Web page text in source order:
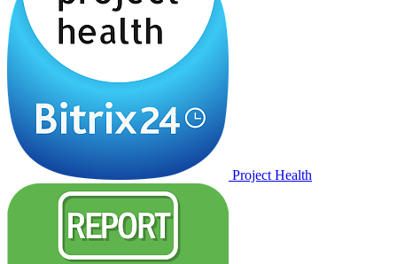
Project Health